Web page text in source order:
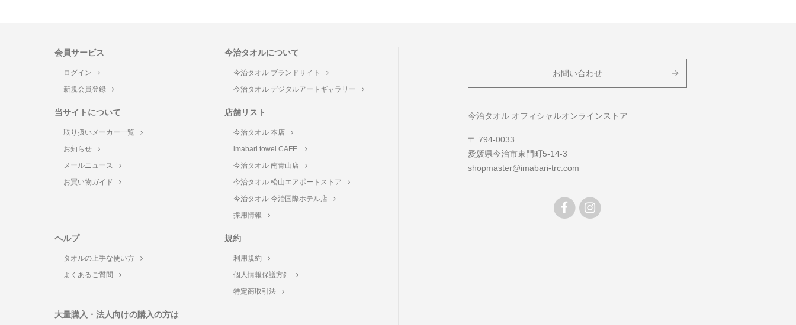
会員サービス
ログイン
新規会員登録
今治タオルについて
今治タオル ブランドサイト
今治タオル デジタルアートギャラリー
当サイトについて
取り扱いメーカー一覧
お知らせ
メールニュース
お買い物ガイド
店舗リスト
今治タオル 本店
imabari towel CAFE
今治タオル 南青山店
今治タオル 松山エアポートストア
今治タオル 今治国際ホテル店
採用情報
ヘルプ
タオルの上手な使い方
よくあるご質問
規約
利用規約
個人情報保護方針
特定商取引法
大量購入・法人向けの購入の方は
お問い合わせ
今治タオル オフィシャルオンラインストア
〒 794-0033
愛媛県今治市東門町5-14-3
shopmaster@imabari-trc.com